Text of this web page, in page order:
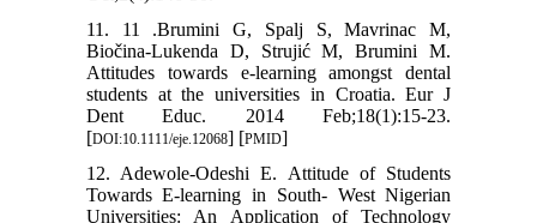
11. 11 .Brumini G, Spalj S, Mavrinac M,
Biočina-Lukenda D, Strujić M, Brumini M.
Attitudes towards e-learning amongst dental
students at the universities in Croatia. Eur J
Dent Educ. 2014 Feb;18(1):15-23.
[DOI:10.1111/eje.12068] [PMID]
12. Adewole-Odeshi E. Attitude of Students
Towards E-learning in South- West Nigerian
Universities: An Application of Technology